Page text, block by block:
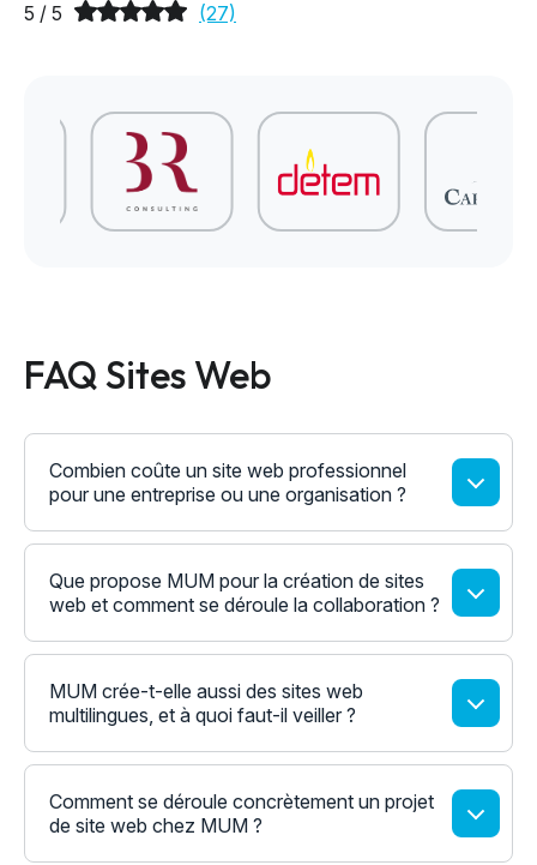
5 / 5 (27)
FAQ Sites Web
Combien coûte un site web professionnel
pour une entreprise ou une organisation ?
Que propose MUM pour la création de sites
web et comment se déroule la collaboration ?
MUM crée-t-elle aussi des sites web
multilingues, et à quoi faut-il veiller ?
Comment se déroule concrètement un projet
de site web chez MUM ?